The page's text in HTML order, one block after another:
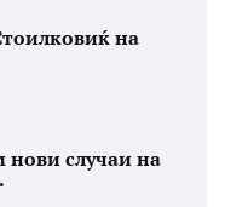
на
нови случаи на